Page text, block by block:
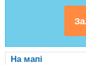
На мапі